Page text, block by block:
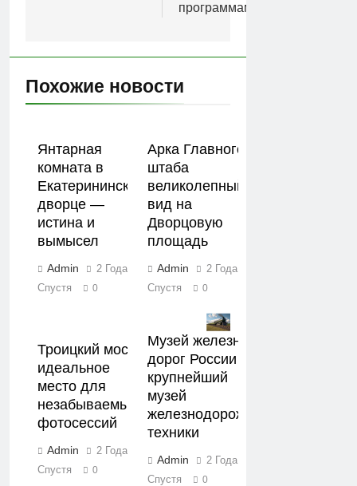
программами
Похожие новости
Янтарная
комната в
Екатерининском
дворце —
истина и
вымысел
Admin
2 Года
Спустя
0
Арка Главного
штаба
великолепный
вид на
Дворцовую
площадь
Admin
2 Года
Спустя
0
Троицкий мост
идеальное
место для
незабываемых
фотосессий
Admin
2 Года
Спустя
0
Музей железных
дорог России
крупнейший
музей
железнодорожной
техники
Admin
2 Года
Спустя
0